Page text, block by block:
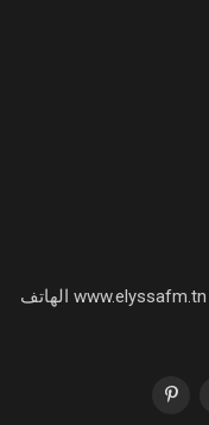
اذاعة عليسة "صوت الناس" تسمعونا على: www.elyssafm.tn الهاتف